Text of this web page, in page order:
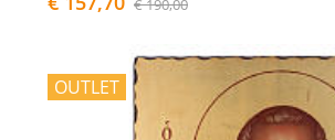
€ 190,00
OUTLET